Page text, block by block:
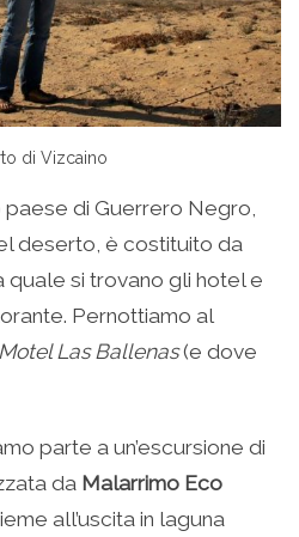
di Vizcaino
di Guerrero Negro,
deserto, è costituito da
quale si trovano gli hotel e
Pernottiamo al
Motel Las Ballenas(e dove
parte a un’escursione di
da Malarrimo Eco
all’uscita in laguna